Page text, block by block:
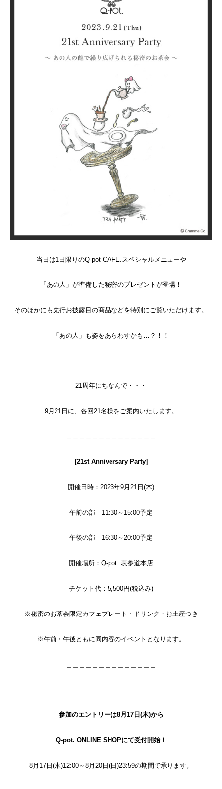
当日は1日限りのQ-pot CAFE.スペシャルメニューや
「あの人」が準備した秘密のプレゼントが登場！
そのほかにも先行お披露目の商品などを特別にご覧いただけます。
「あの人」も姿をあらわすかも…？！！
21周年にちなんで・・・
9月21日に、各回21名様をご案内いたします。
[21st Anniversary Party]
開催日時：2023年9月21日(木)
午前の部 11:30～15:00予定
午後の部 16:30～20:00予定
開催場所： Q-pot. 表参道本店
チケット代：5,500円(税込み)
※秘密のお茶会限定カフェプレート・ドリンク・お土産つき
※午前・午後ともに同内容のイベントとなります。
参加のエントリーは8月17日(木)から
Q-pot. ONLINE SHOPにて受付開始！
8月17日(木)12:00～8月20日(日)23:59の期間で承ります。